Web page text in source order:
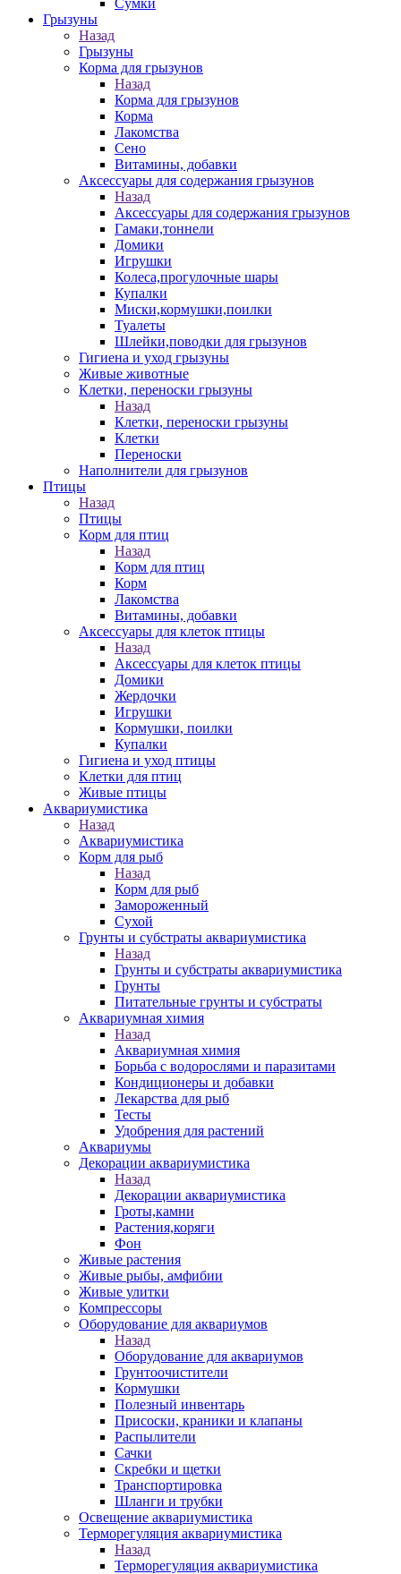
Сумки
Грызуны
Назад
Грызуны
Корма для грызунов
Назад
Корма для грызунов
Корма
Лакомства
Сено
Витамины, добавки
Аксессуары для содержания грызунов
Назад
Аксессуары для содержания грызунов
Гамаки,тоннели
Домики
Игрушки
Колеса,прогулочные шары
Купалки
Миски,кормушки,поилки
Туалеты
Шлейки,поводки для грызунов
Гигиена и уход грызуны
Живые животные
Клетки, переноски грызуны
Назад
Клетки, переноски грызуны
Клетки
Переноски
Наполнители для грызунов
Птицы
Назад
Птицы
Корм для птиц
Назад
Корм для птиц
Корм
Лакомства
Витамины, добавки
Аксессуары для клеток птицы
Назад
Аксессуары для клеток птицы
Домики
Жердочки
Игрушки
Кормушки, поилки
Купалки
Гигиена и уход птицы
Клетки для птиц
Живые птицы
Аквариумистика
Назад
Аквариумистика
Корм для рыб
Назад
Корм для рыб
Замороженный
Сухой
Грунты и субстраты аквариумистика
Назад
Грунты и субстраты аквариумистика
Грунты
Питательные грунты и субстраты
Аквариумная химия
Назад
Аквариумная химия
Борьба с водорослями и паразитами
Кондиционеры и добавки
Лекарства для рыб
Тесты
Удобрения для растений
Аквариумы
Декорации аквариумистика
Назад
Декорации аквариумистика
Гроты,камни
Растения,коряги
Фон
Живые растения
Живые рыбы, амфибии
Живые улитки
Компрессоры
Оборудование для аквариумов
Назад
Оборудование для аквариумов
Грунтоочистители
Кормушки
Полезный инвентарь
Присоски, краники и клапаны
Распылители
Сачки
Скребки и щетки
Транспортировка
Шланги и трубки
Освещение аквариумистика
Терморегуляция аквариумистика
Назад
Терморегуляция аквариумистика